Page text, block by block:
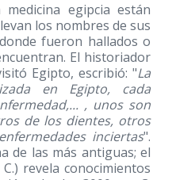
egipcia están
los nombres de sus
fueron hallados o
El historiador
Egipto, escribió: "La
en Egipto, cada
, unos son
de los dientes, otros
inciertas".
de las más antiguas; el
revela conocimientos